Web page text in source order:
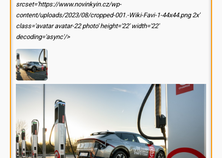
srcset='https://www.novinkyin.cz/wp-
content/uploads/2023/08/cropped-001.-Wiki-Favi-1-44x44.png 2x'
class='avatar avatar-22 photo' height='22' width='22'
decoding='async'/>